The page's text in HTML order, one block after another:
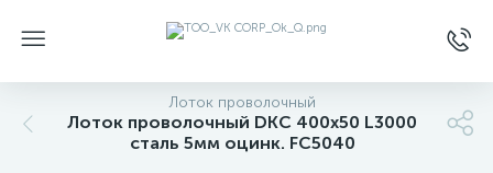
Лоток проволочный
Лоток проволочный DKC 400х50 L3000
сталь 5мм оцинк. FC5040